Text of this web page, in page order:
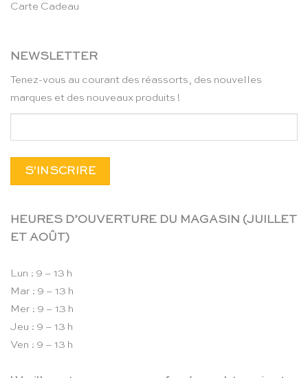
Carte Cadeau
NEWSLETTER
Tenez-vous au courant des réassorts, des nouvelles
marques et des nouveaux produits !
HEURES D’OUVERTURE DU MAGASIN (JUILLET
ET AOÛT)
Lun : 9 – 13 h
Mar : 9 – 13 h
Mer : 9 – 13 h
Jeu : 9 – 13 h
Ven : 9 – 13 h